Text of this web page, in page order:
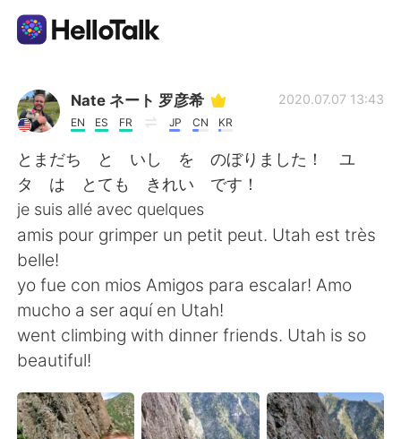
แอปแลกเปลี่ยนทางภาษา
AI Grammar Checker
ไทย
English
繁體中文 Español
العربية
Deutsch 日本語
Nate ネート 罗彦希
EN ES FR JP CN KR
2020.07.07 13:43
とまだち と いし を のぼりました！ ユ
タ は とても きれい です！
je suis allé avec quelques
amis pour grimper un petit peut. Utah est très
belle!
yo fue con mios Amigos para escalar! Amo
mucho a ser aquí en Utah!
went climbing with dinner friends. Utah is so
beautiful!